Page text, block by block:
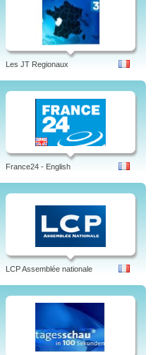
Les JT Regionaux
France24 - English
LCP Assemblée nationale